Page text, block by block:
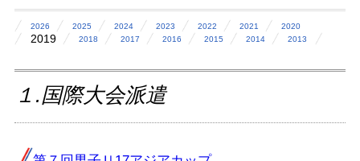
2026 2025 2024 2023 2022 2021 2020
2019 2018 2017 2016 2015 2014 2013
１.国際大会派遣